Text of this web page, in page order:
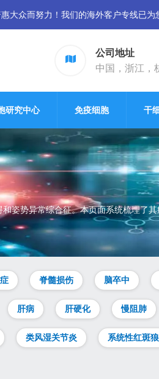
大众而努力！我们的海外客户专线已
公司地址
中国，浙江，
研究中心 免疫细胞 干
姿势异常综合征。本页面系统梳理了
脊髓损伤 脑卒中
肝病 肝硬化 慢阻肺
类风湿关节炎 系统性红斑